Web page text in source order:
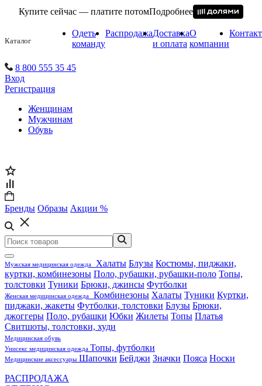
Купите сейчас — платите потомПодробнее
Каталог
Одеть
команду
РаспродажаДоставка
и оплата
О
компании
8 800 555 35 45
Вход
Регистрация
Женщинам
Мужчинам
Обувь
Бренды Образы Акции %
Мужская медицинская одежда Халаты Блузы Костюмы, пиджаки,
куртки, комбинезоны Поло, рубашки, рубашки-поло Топы,
толстовки Туники Брюки, джинсы Футболки
Женская медицинская одежда Комбинезоны Халаты Туники Куртки,
пиджаки, жакеты Футболки, толстовки Блузы Брюки,
джоггеры Поло, рубашки Юбки Жилеты Топы Платья
Свитшоты, толстовки, худи
Медицинская обувь
Унисекс медицинская одежда Топы, футболки
Медицинские аксессуары Шапочки Бейджи Значки Пояса Носки
РАСПРОДАЖА